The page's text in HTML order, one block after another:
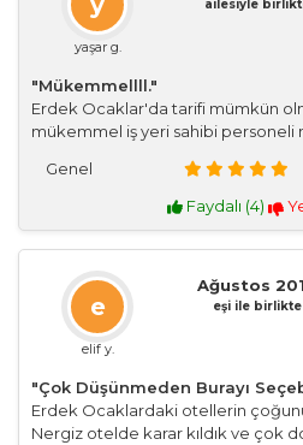
yaşar g.
ailesiyle
"Mükemmellll."
Erdek Ocaklar'da tarifi mümkün
mükemmel iş yeri sahibi
Genel
Faydalı (4)
e
elif y.
Ağustos
eşi ile birlikte
"Çok Düşünmeden Burayı
Erdek Ocaklardaki otellerin
Nergiz otelde karar kıldık ve çok